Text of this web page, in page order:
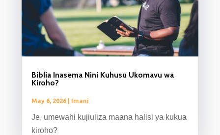
Biblia Inasema Nini Kuhusu Ukomavu wa
Kiroho?
May 6, 2026| Imani
Je, umewahi kujiuliza maana halisi ya kukua
kiroho?